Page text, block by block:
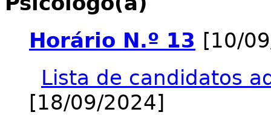
Horário N.º 13 [10/
Lista de candidatos
[18/09/2024]